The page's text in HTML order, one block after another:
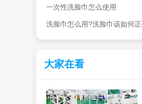
一次性洗脸巾怎么使用
洗脸巾怎么用?洗脸巾该如何
大家在看